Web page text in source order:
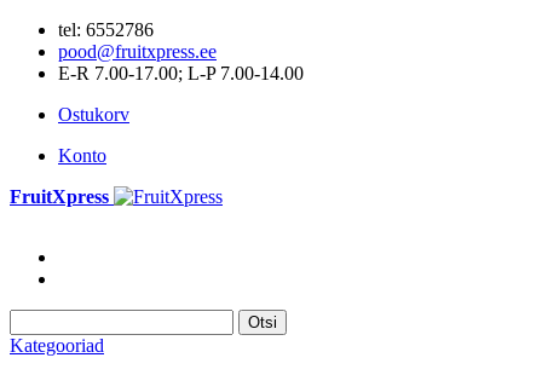
tel: 6552786
pood@fruitxpress.ee
E-R 7.00-17.00; L-P 7.00-14.00
Ostukorv
Konto
FruitXpress
Otsi
Kategooriad